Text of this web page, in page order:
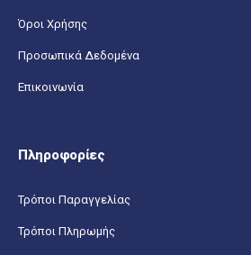
Όροι Χρήσης
Προσωπικά Δεδομένα
Επικοινωνία
Πληροφορίες
Τρόποι Παραγγελίας
Τρόποι Πληρωμής